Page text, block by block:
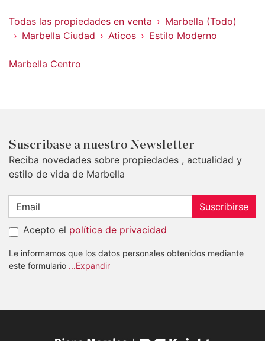
Todas las propiedades en venta
Marbella (Todo)
Marbella Ciudad
Aticos Estilo Moderno
Marbella Centro
Suscribase a nuestro Newsletter
Reciba novedades sobre propiedades , actualidad y
estilo de vida de Marbella
Suscribirse
Acepto el política de privacidad
Le informamos que los datos personales obtenidos mediante
este formulario ...Expandir